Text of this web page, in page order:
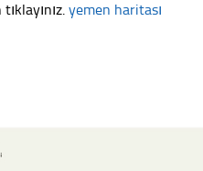
yemen haritası